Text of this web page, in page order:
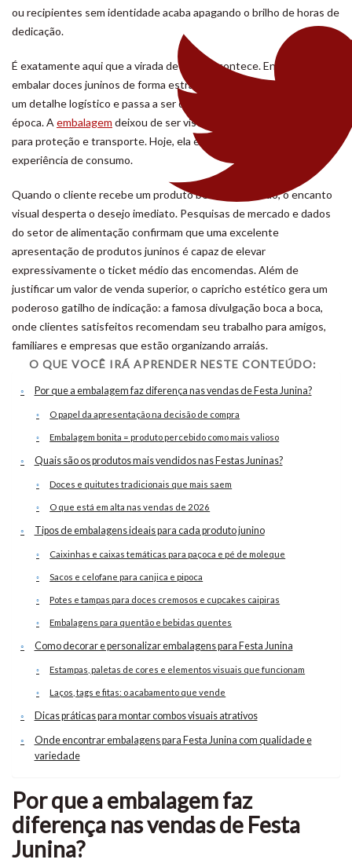
ou recipientes sem identidade acaba apagando o brilho de horas de
dedicação.
É exatamente aqui que a virada de chave acontece. Entender como
embalar doces juninos de forma estratégica deixa de ser apenas
um detalhe logístico e passa a ser o coração do seu negócio nessa
época. A embalagem deixou de ser vista como um mero envoltório
para proteção e transporte. Hoje, ela é parte fundamental da
experiência de consumo.
Quando o cliente recebe um produto bem posicionado, o encanto
visual desperta o desejo imediato. Pesquisas de mercado e dados
do setor de alimentação confirmam que uma excelente
apresentação de produtos juninos é capaz de elevar
expressivamente o ticket médio das encomendas. Além de
justificar um valor de venda superior, o capricho estético gera um
poderoso gatilho de indicação: a famosa divulgação boca a boca,
onde clientes satisfeitos recomendam seu trabalho para amigos,
familiares e empresas que estão organizando arraiás.
O QUE VOCÊ IRÁ APRENDER NESTE CONTEÚDO:
Por que a embalagem faz diferença nas vendas de Festa Junina?
O papel da apresentação na decisão de compra
Embalagem bonita = produto percebido como mais valioso
Quais são os produtos mais vendidos nas Festas Juninas?
Doces e quitutes tradicionais que mais saem
O que está em alta nas vendas de 2026
Tipos de embalagens ideais para cada produto junino
Caixinhas e caixas temáticas para paçoca e pé de moleque
Sacos e celofane para canjica e pipoca
Potes e tampas para doces cremosos e cupcakes caipiras
Embalagens para quentão e bebidas quentes
Como decorar e personalizar embalagens para Festa Junina
Estampas, paletas de cores e elementos visuais que funcionam
Laços, tags e fitas: o acabamento que vende
Dicas práticas para montar combos visuais atrativos
Onde encontrar embalagens para Festa Junina com qualidade e
variedade
Por que a embalagem faz
diferença nas vendas de Festa
Junina?